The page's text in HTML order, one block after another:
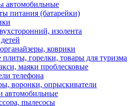
автомобильные
питания (батарейки)
изолента
коврики
плиты, горелки, товары для туризма
маяки проблесковые
телефона
воронки, опрыскиватели
автомобильные
пылесосы